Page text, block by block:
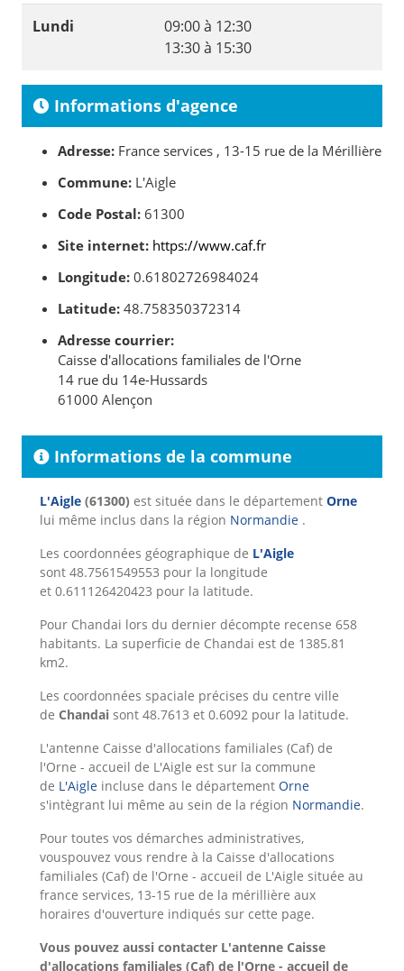
Lundi
09:00 à 12:30
13:30 à 15:30
Informations d'agence
Adresse: France services , 13-15 rue de la Mérillière
Commune: L'Aigle
Code Postal: 61300
Site internet: https://www.caf.fr
Longitude: 0.61802726984024
Latitude: 48.758350372314
Adresse courrier:
Caisse d'allocations familiales de l'Orne
14 rue du 14e-Hussards
61000 Alençon
Informations de la commune
L'Aigle (61300) est située dans le département Orne
lui même inclus dans la région Normandie .
Les coordonnées géographique de L'Aigle
sont 48.7561549553 pour la longitude
et 0.611126420423 pour la latitude.
Pour Chandai lors du dernier décompte recense 658
habitants. La superficie de Chandai est de 1385.81
km2.
Les coordonnées spaciale précises du centre ville
de Chandai sont 48.7613 et 0.6092 pour la latitude.
L'antenne Caisse d'allocations familiales (Caf) de
l'Orne - accueil de L'Aigle est sur la commune
de L'Aigle incluse dans le département Orne
s'intègrant lui même au sein de la région Normandie.
Pour toutes vos démarches administratives,
vouspouvez vous rendre à la Caisse d'allocations
familiales (Caf) de l'Orne - accueil de L'Aigle située au
france services, 13-15 rue de la mérillière aux
horaires d'ouverture indiqués sur cette page.
Vous pouvez aussi contacter L'antenne Caisse
d'allocations familiales (Caf) de l'Orne - accueil de